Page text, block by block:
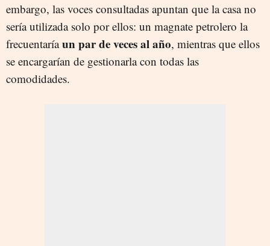
embargo, las voces consultadas apuntan que la casa no
sería utilizada solo por ellos: un magnate petrolero la
frecuentaríaun par de veces al año, mientras que ellos
se encargarían de gestionarla con todas las
comodidades.